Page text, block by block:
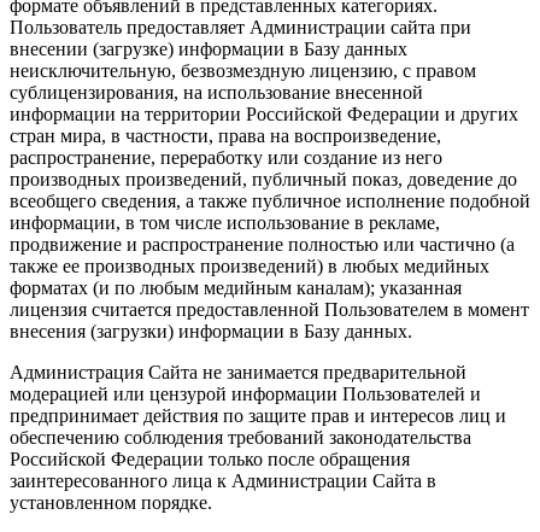
формате объявлений в представленных категориях.
Пользователь предоставляет Администрации сайта при
внесении (загрузке) информации в Базу данных
неисключительную, безвозмездную лицензию, с правом
сублицензирования, на использование внесенной
информации на территории Российской Федерации и других
стран мира, в частности, права на воспроизведение,
распространение, переработку или создание из него
производных произведений, публичный показ, доведение до
всеобщего сведения, а также публичное исполнение подобной
информации, в том числе использование в рекламе,
продвижение и распространение полностью или частично (а
также ее производных произведений) в любых медийных
форматах (и по любым медийным каналам); указанная
лицензия считается предоставленной Пользователем в момент
внесения (загрузки) информации в Базу данных.
Администрация Сайта не занимается предварительной
модерацией или цензурой информации Пользователей и
предпринимает действия по защите прав и интересов лиц и
обеспечению соблюдения требований законодательства
Российской Федерации только после обращения
заинтересованного лица к Администрации Сайта в
установленном порядке.